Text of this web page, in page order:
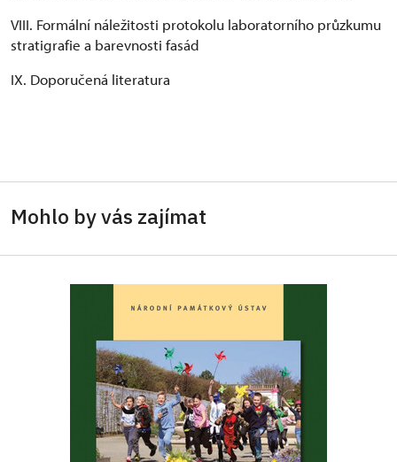
VIII. Formální náležitosti protokolu laboratorního průzkumu
stratigrafie a barevnosti fasád
IX. Doporučená literatura
Mohlo by vás zajímat